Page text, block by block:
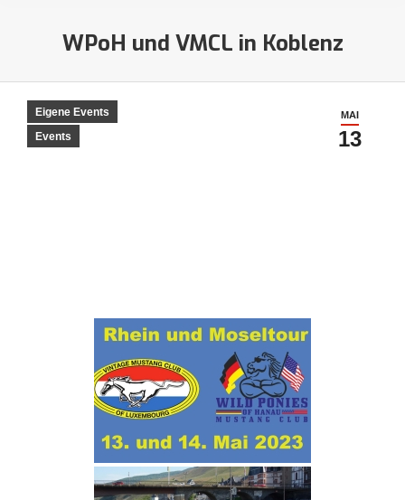
WPoH und VMCL in Koblenz
MAI
13
Eigene Events
Events